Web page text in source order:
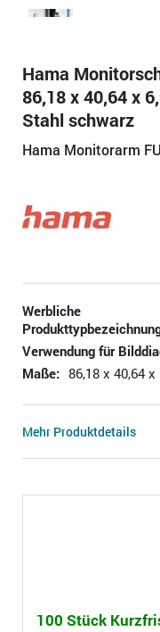
Hama
86,18 x 40,64 x
Stahl schwarz
Hama Monitorarm
Werbliche
Verwendung für
Maße: 86,18 x 40,64
Mehr Produktdetails
100 Stück